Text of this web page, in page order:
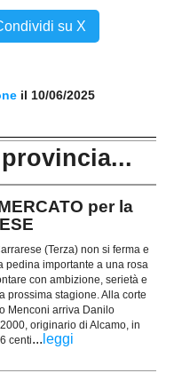
su X
il 10/06/2025
per la
(Terza) non si ferma e
pedina importante a una rosa
con ambizione, serietà e
prossima stagione. Alla corte
Menconi arriva Danilo
originario di Alcamo, in
centi... leggi